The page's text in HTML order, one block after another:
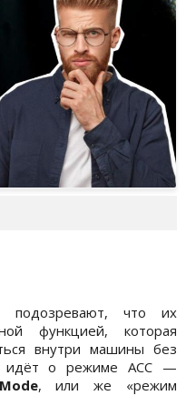
что их
функцией, которая
внутри машины без
идёт о режиме ACC —
, или же «режим